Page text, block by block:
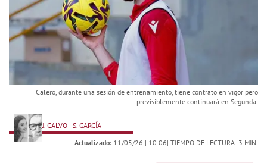
Calero, durante una sesión de entrenamiento, tiene contrato en vigor pero
previsiblemente continuará en Segunda.
J. CALVO | S. GARCÍA
Actualizado: 11/05/26 | 10:06| TIEMPO DE LECTURA: 3 MIN.